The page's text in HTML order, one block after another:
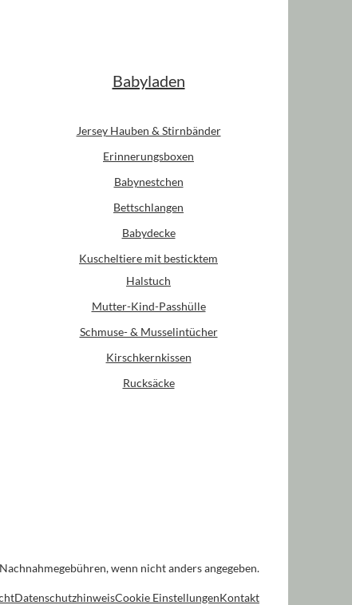
Babyladen
Jersey Hauben & Stirnbänder
Erinnerungsboxen
Babynestchen
Bettschlangen
Babydecke
Kuscheltiere mit besticktem
Halstuch
Mutter-Kind-Passhülle
Schmuse- & Musselintücher
Kirschkernkissen
Rucksäcke
wenn nicht anders angegeben.
DatenschutzhinweisCookie EinstellungenKontakt